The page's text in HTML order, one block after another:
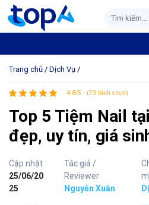
Trang chủ / Dịch Vụ /
4.8/5 - (73 bình chọn)
Top 5 Tiệm Nail
đẹp, uy tín, giá
Cập nhật
25/06/20
25
Tác giả /
Reviewer
Nguyễn Xuân